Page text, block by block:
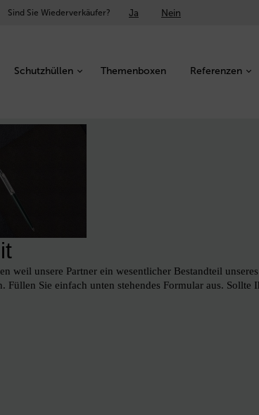
Sind Sie Wiederverkäufer? Ja Nein
Schutzhüllen Themenboxen Referenzen